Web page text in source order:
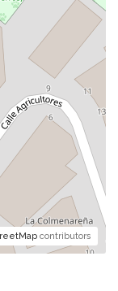
contributors